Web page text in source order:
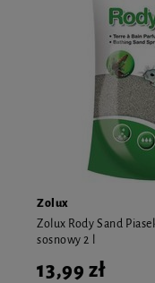
Zolux
Zolux Rody Sand
sosnowy 2 l
13,99 zł